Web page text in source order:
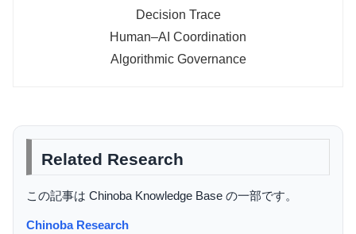
Decision Trace
Human–AI Coordination
Algorithmic Governance
Related Research
この記事は Chinoba Knowledge Base の一部です。
Chinoba Research